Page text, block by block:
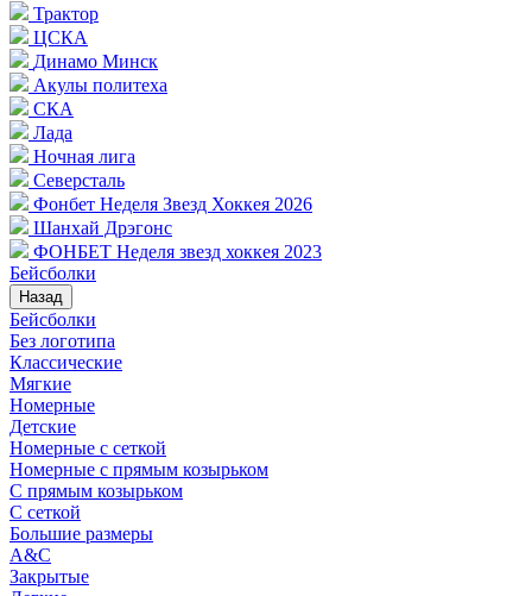
Трактор
ЦСКА
Динамо Минск
Акулы политеха
СКА
Лада
Ночная лига
Северсталь
Фонбет Неделя Звезд Хоккея 2026
Шанхай Дрэгонс
ФОНБЕТ Неделя звезд хоккея 2023
Бейсболки
Назад
Бейсболки
Без логотипа
Классические
Мягкие
Номерные
Детские
Номерные с сеткой
Номерные с прямым козырьком
С прямым козырьком
С сеткой
Большие размеры
A&C
Закрытые